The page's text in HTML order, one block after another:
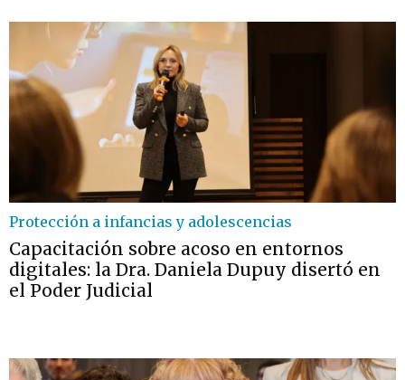
Protección a infancias y adolescencias
Capacitación sobre acoso en entornos
digitales: la Dra. Daniela Dupuy disertó en
el Poder Judicial